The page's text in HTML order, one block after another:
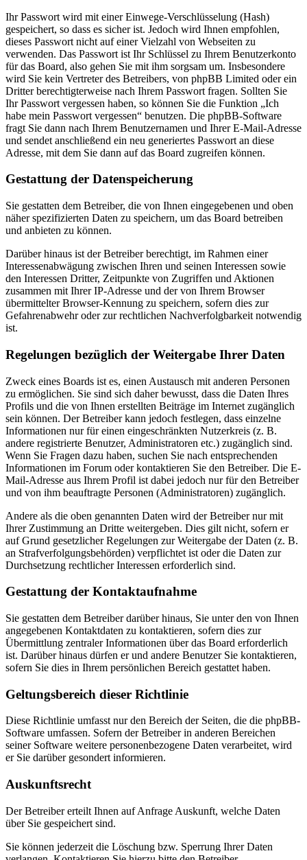
Ihr Passwort wird mit einer Einwege-Verschlüsselung (Hash)
gespeichert, so dass es sicher ist. Jedoch wird Ihnen empfohlen,
dieses Passwort nicht auf einer Vielzahl von Webseiten zu
verwenden. Das Passwort ist Ihr Schlüssel zu Ihrem Benutzerkonto
für das Board, also gehen Sie mit ihm sorgsam um. Insbesondere
wird Sie kein Vertreter des Betreibers, von phpBB Limited oder ein
Dritter berechtigterweise nach Ihrem Passwort fragen. Sollten Sie
Ihr Passwort vergessen haben, so können Sie die Funktion „Ich
habe mein Passwort vergessen“ benutzen. Die phpBB-Software
fragt Sie dann nach Ihrem Benutzernamen und Ihrer E-Mail-Adresse
und sendet anschließend ein neu generiertes Passwort an diese
Adresse, mit dem Sie dann auf das Board zugreifen können.
Gestattung der Datenspeicherung
Sie gestatten dem Betreiber, die von Ihnen eingegebenen und oben
näher spezifizierten Daten zu speichern, um das Board betreiben
und anbieten zu können.
Darüber hinaus ist der Betreiber berechtigt, im Rahmen einer
Interessenabwägung zwischen Ihren und seinen Interessen sowie
den Interessen Dritter, Zeitpunkte von Zugriffen und Aktionen
zusammen mit Ihrer IP-Adresse und der von Ihrem Browser
übermittelter Browser-Kennung zu speichern, sofern dies zur
Gefahrenabwehr oder zur rechtlichen Nachverfolgbarkeit notwendig
ist.
Regelungen bezüglich der Weitergabe Ihrer Daten
Zweck eines Boards ist es, einen Austausch mit anderen Personen
zu ermöglichen. Sie sind sich daher bewusst, dass die Daten Ihres
Profils und die von Ihnen erstellten Beiträge im Internet zugänglich
sein können. Der Betreiber kann jedoch festlegen, dass einzelne
Informationen nur für einen eingeschränkten Nutzerkreis (z. B.
andere registrierte Benutzer, Administratoren etc.) zugänglich sind.
Wenn Sie Fragen dazu haben, suchen Sie nach entsprechenden
Informationen im Forum oder kontaktieren Sie den Betreiber. Die E-
Mail-Adresse aus Ihrem Profil ist dabei jedoch nur für den Betreiber
und von ihm beauftragte Personen (Administratoren) zugänglich.
Andere als die oben genannten Daten wird der Betreiber nur mit
Ihrer Zustimmung an Dritte weitergeben. Dies gilt nicht, sofern er
auf Grund gesetzlicher Regelungen zur Weitergabe der Daten (z. B.
an Strafverfolgungsbehörden) verpflichtet ist oder die Daten zur
Durchsetzung rechtlicher Interessen erforderlich sind.
Gestattung der Kontaktaufnahme
Sie gestatten dem Betreiber darüber hinaus, Sie unter den von Ihnen
angegebenen Kontaktdaten zu kontaktieren, sofern dies zur
Übermittlung zentraler Informationen über das Board erforderlich
ist. Darüber hinaus dürfen er und andere Benutzer Sie kontaktieren,
sofern Sie dies in Ihrem persönlichen Bereich gestattet haben.
Geltungsbereich dieser Richtlinie
Diese Richtlinie umfasst nur den Bereich der Seiten, die die phpBB-
Software umfassen. Sofern der Betreiber in anderen Bereichen
seiner Software weitere personenbezogene Daten verarbeitet, wird
er Sie darüber gesondert informieren.
Auskunftsrecht
Der Betreiber erteilt Ihnen auf Anfrage Auskunft, welche Daten
über Sie gespeichert sind.
Sie können jederzeit die Löschung bzw. Sperrung Ihrer Daten